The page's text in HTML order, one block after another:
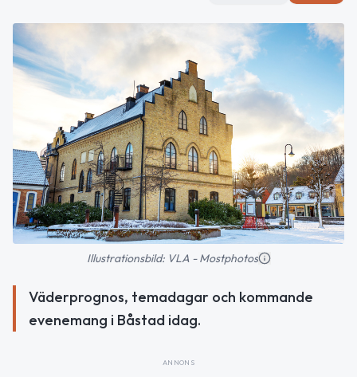
Illustrationsbild: VLA - Mostphotos
Väderprognos, temadagar och kommande
evenemang i Båstad idag.
ANNONS